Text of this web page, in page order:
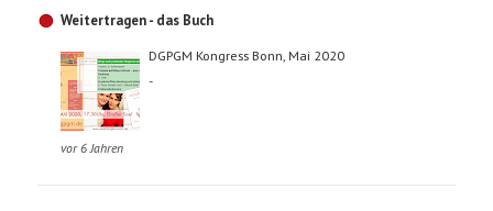
Weitertragen - das Buch
DGPGM Kongress Bonn, Mai 2020
-
vor 6 Jahren